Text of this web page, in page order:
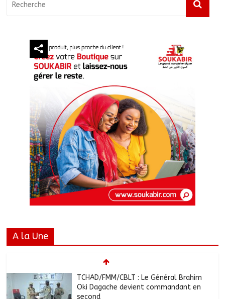
A la Une
TCHAD/FMM/CBLT : Le Général Brahim
Oki Dagache devient commandant en
second